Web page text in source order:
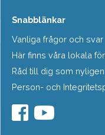
Snabblänkar
Vanliga frågor och svar
Här finns våra lokala
Råd till dig som
Person- och